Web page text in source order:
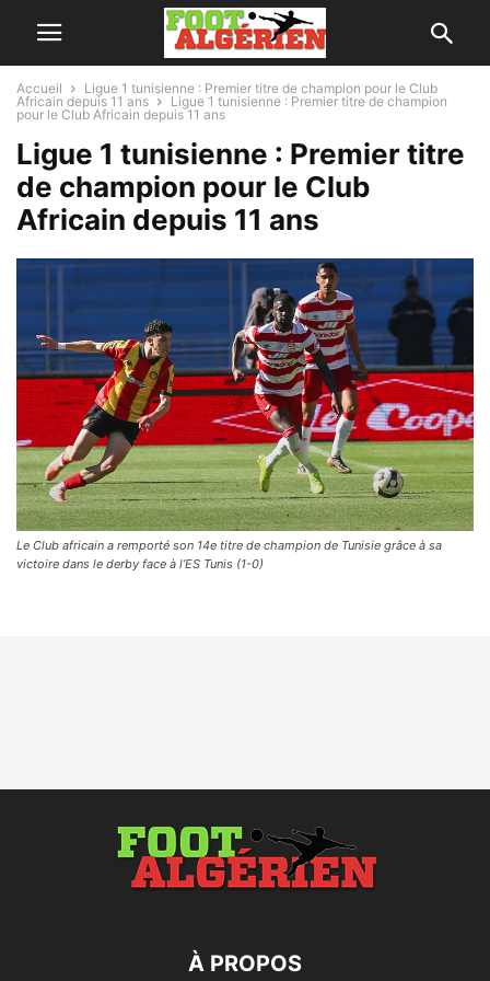
Accueil
Ligue 1 tunisienne : Premier titre de champion pour le Club
Africain depuis 11 ans
Ligue 1 tunisienne : Premier titre de champion
pour le Club Africain depuis 11 ans
Ligue 1 tunisienne : Premier titre
de champion pour le Club
Africain depuis 11 ans
Le Club africain a remporté son 14e titre de champion de Tunisie grâce à sa
victoire dans le derby face à l’ES Tunis (1-0)
À PROPOS